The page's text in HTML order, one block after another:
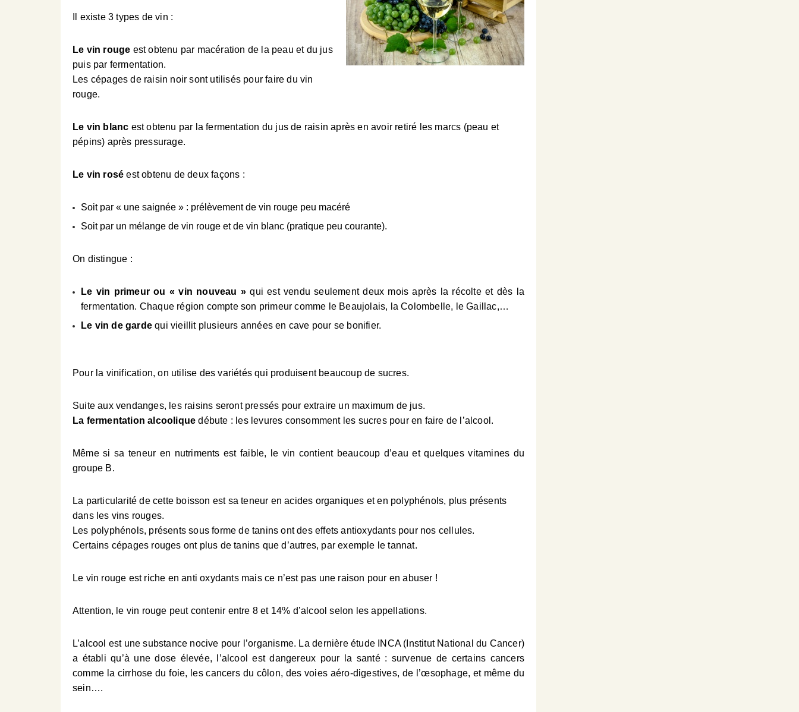
Il existe 3 types de vin :
Le vin rouge est obtenu par macération de la peau et du jus
puis par fermentation.
Les cépages de raisin noir sont utilisés pour faire du vin
rouge.
Le vin blanc est obtenu par la fermentation du jus de raisin après en avoir retiré les marcs (peau et
pépins) après pressurage.
Le vin rosé est obtenu de deux façons :
Soit par « une saignée » : prélèvement de vin rouge peu macéré
Soit par un mélange de vin rouge et de vin blanc (pratique peu courante).
On distingue :
Le vin primeur ou « vin nouveau » qui est vendu seulement deux mois après la récolte et dès la
fermentation. Chaque région compte son primeur comme le Beaujolais, la Colombelle, le Gaillac,…
Le vin de garde qui vieillit plusieurs années en cave pour se bonifier.
Pour la vinification, on utilise des variétés qui produisent beaucoup de sucres.
Suite aux vendanges, les raisins seront pressés pour extraire un maximum de jus.
La fermentation alcoolique débute : les levures consomment les sucres pour en faire de l’alcool.
Même si sa teneur en nutriments est faible, le vin contient beaucoup d’eau et quelques vitamines du
groupe B.
La particularité de cette boisson est sa teneur en acides organiques et en polyphénols, plus présents
dans les vins rouges.
Les polyphénols, présents sous forme de tanins ont des effets antioxydants pour nos cellules.
Certains cépages rouges ont plus de tanins que d’autres, par exemple le tannat.
Le vin rouge est riche en anti oxydants mais ce n’est pas une raison pour en abuser !
Attention, le vin rouge peut contenir entre 8 et 14% d’alcool selon les appellations.
L’alcool est une substance nocive pour l’organisme. La dernière étude INCA (Institut National du Cancer)
a établi qu’à une dose élevée, l’alcool est dangereux pour la santé : survenue de certains cancers
comme la cirrhose du foie, les cancers du côlon, des voies aéro-digestives, de l’œsophage, et même du
sein….